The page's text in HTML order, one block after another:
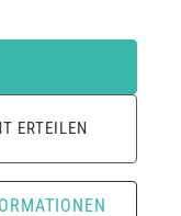
ERTEILEN